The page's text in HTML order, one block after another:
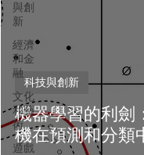
與創
新
經濟
和金
融
文化
和藝
術
遊戲
機器學習的利劍
機在預測和分類
科技與創新